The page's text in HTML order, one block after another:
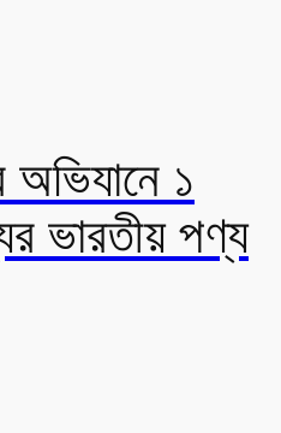
অভিযানে ১
ভারতীয় পণ্য